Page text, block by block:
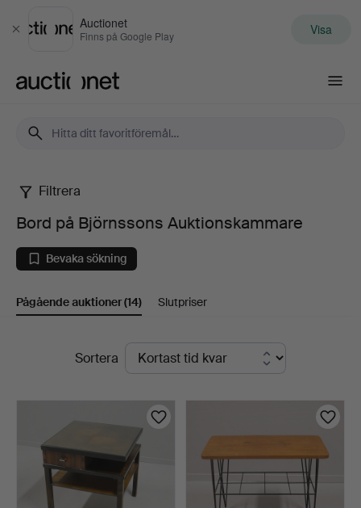
Stäng
Auctionet
Finns på Google Play Visa
Bord
på
Björnssons
Auktionskammare
Filtrera
Bord på Björnssons Auktionskammare
Bevaka sökning
Pågående auktioner(14) Slutpriser
PågåendeSortera